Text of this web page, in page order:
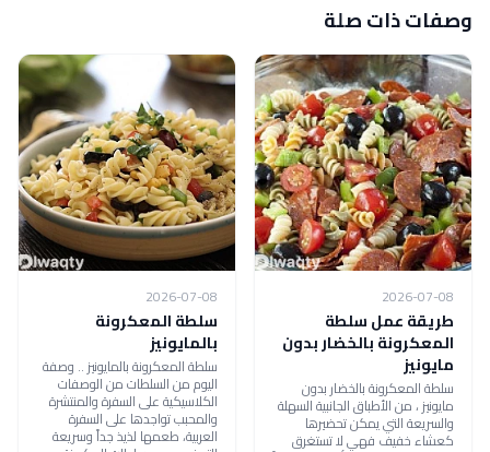
وصفات ذات صلة
2026-07-08
طريقة عمل سلطة
المعكرونة بالخضار بدون
مايونيز
سلطة المعكرونة بالخضار بدون
مايونيز ، من الأطباق الجانبية السهلة
والسريعة التي يمكن تحضيرها
كعشاء خفيف فهي لا تستغرق
2026-07-08
سلطة المعكرونة
بالمايونيز
سلطة المعكرونة بالمايونيز .. وصفة
اليوم من السلطات من الوصفات
الكلاسيكية على السفرة والمنتشرة
والمحبب تواجدها على السفرة
العربية، طعمها لذيذ جداً وسريعة